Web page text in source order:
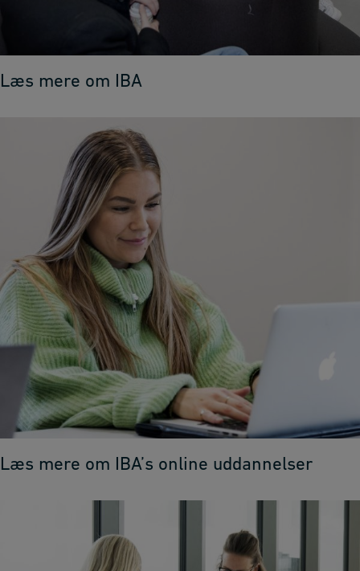
Læs mere om IBA
Læs mere om IBA’s online uddannelser